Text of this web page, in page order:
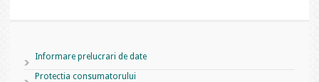
Informare prelucrari de date
Protectia consumatorului